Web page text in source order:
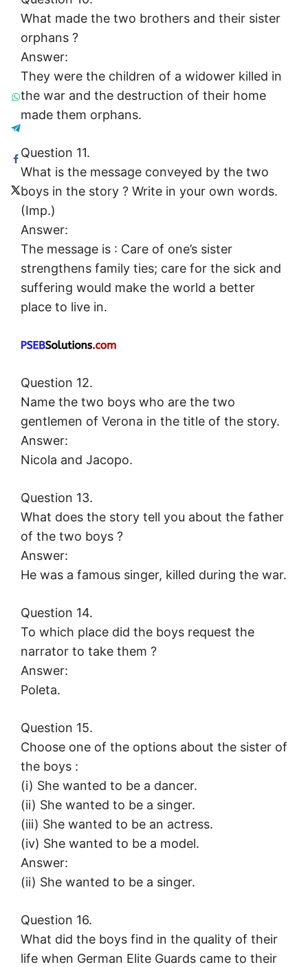
What made the two brothers and their sister
orphans ?
Answer:
They were the children of a widower killed in
the war and the destruction of their home
made them orphans.
Question 11.
What is the message conveyed by the two
boys in the story ? Write in your own words.
(Imp.)
Answer:
The message is : Care of one’s sister
strengthens family ties; care for the sick and
suffering would make the world a better
place to live in.
Question 12.
Name the two boys who are the two
gentlemen of Verona in the title of the story.
Answer:
Nicola and Jacopo.
Question 13.
What does the story tell you about the father
of the two boys ?
Answer:
He was a famous singer, killed during the war.
Question 14.
To which place did the boys request the
narrator to take them ?
Answer:
Poleta.
Question 15.
Choose one of the options about the sister of
the boys :
(i) She wanted to be a dancer.
(ii) She wanted to be a singer.
(iii) She wanted to be an actress.
(iv) She wanted to be a model.
Answer:
(ii) She wanted to be a singer.
Question 16.
What did the boys find in the quality of their
life when German Elite Guards came to their